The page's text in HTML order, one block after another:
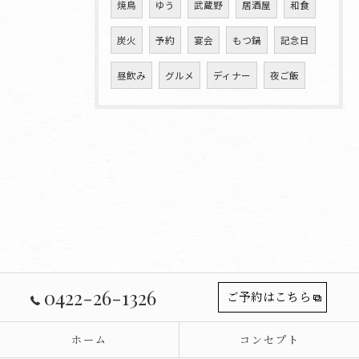
焼鳥 ゆう 武蔵野 居酒屋 和食
炭火 予約 宴会 もつ鍋 記念日
昼飲み グルメ ディナー 夜ご飯
0422-26-1326 ご予約はこちら
ホーム コンセプト